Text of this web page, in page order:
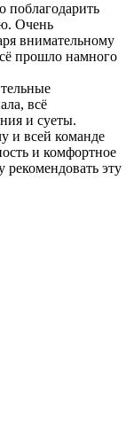
поблагодарить
Очень
внимательному
прошло намного
всё
и суеты.
и всей команде
и комфортное
эту